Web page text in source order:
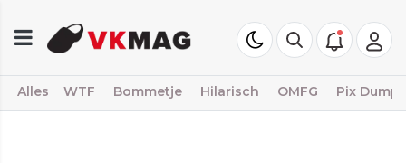
Alles WTF Bommetje Hilarisch OMFG Pix Dump